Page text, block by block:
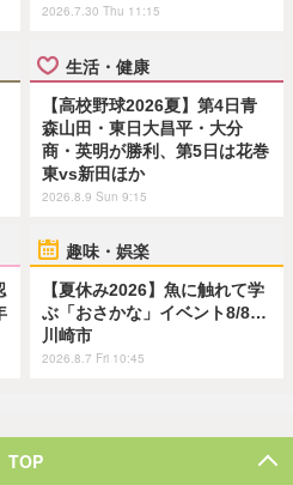
2026.7.30 Thu 11:15
生活・健康
【高校野球2026夏】第4日青
森山田・東日大昌平・大分
商・英明が勝利、第5日は花巻
東vs新田ほか
2026.8.9 Sun 9:15
趣味・娯楽
【夏休み2026】魚に触れて学
ぶ「おさかな」イベント8/8…
川崎市
2026.8.7 Fri 10:45
TOP